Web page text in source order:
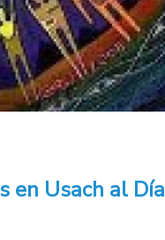
en Usach al Día